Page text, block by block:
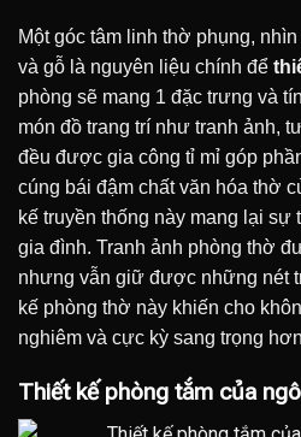
Một góc tâm linh thờ phụng,
và gỗ là nguyên liệu chính để
phòng sẽ mang 1 đặc trưng và
món đồ trang trí như tranh ảnh,
đều được gia công tỉ mỉ góp
cúng bái đậm chất văn hóa thờ
kế truyền thống này mang lại sự
gia đình. Tranh ảnh phòng thờ
nhưng vẫn giữ được những nét
kế phòng thờ này khiến cho
nghiêm và cực kỳ sang trọng
Thiết kế phòng tắm của